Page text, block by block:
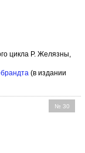
цикла Р. Желязны,
(в издании
№ 30